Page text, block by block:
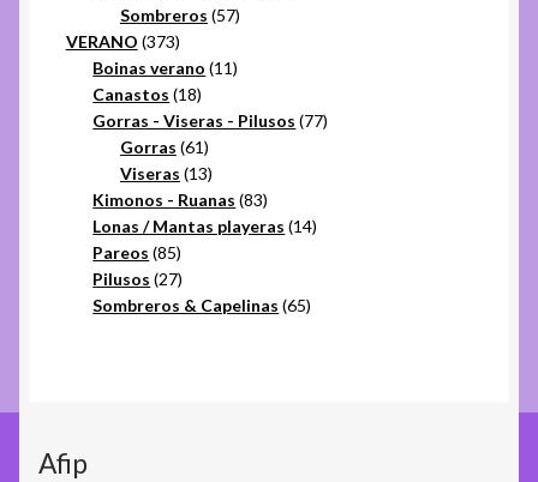
Sombreros 5757
VERANO 373373
productos
Boinas verano 1111
Canastos 1818
productos
Gorras - Viseras - Pilusos 7777
Gorras 6161
productos
Viseras 1313
productos
Kimonos - Ruanas 8383
productos
Lonas / Mantas playeras 1414
Pareos 8585
productos
Pilusos 2727
productos
Sombreros & Capelinas 6565
Afip